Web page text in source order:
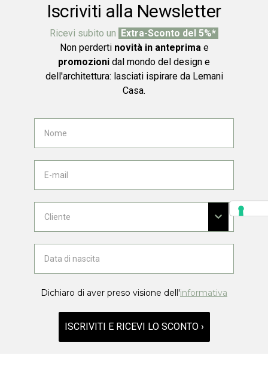
Iscriviti alla Newsletter
Ricevi subito un
Extra-Sconto del 5%*
Non perderti novità in anteprimae
promozioni dal mondo del design e
dell'architettura: lasciati ispirare da Lemani
Casa.
Dichiaro di aver preso visione dell'informativa
ISCRIVITI E RICEVI LO SCONTO ›